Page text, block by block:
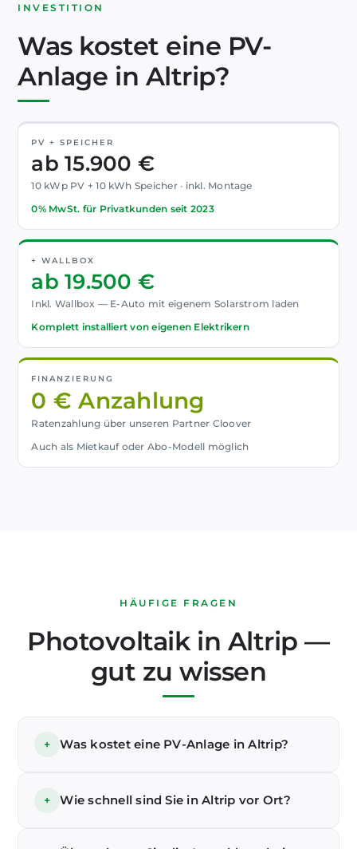
INVESTITION
Was kostet eine PV-
Anlage in Altrip?
PV + SPEICHER
ab 15.900 €
10 kWp PV + 10 kWh Speicher · inkl. Montage
0% MwSt. für Privatkunden seit 2023
+ WALLBOX
ab 19.500 €
Inkl. Wallbox — E-Auto mit eigenem Solarstrom laden
Komplett installiert von eigenen Elektrikern
FINANZIERUNG
0 € Anzahlung
Ratenzahlung über unseren Partner Cloover
Auch als Mietkauf oder Abo-Modell möglich
HÄUFIGE FRAGEN
Photovoltaik in Altrip —
gut zu wissen
+ Was kostet eine PV-Anlage in Altrip?
bekommen Sie bei uns ab 15.900 €, mit 0%
+ Wie schnell sind Sie in Altrip vor Ort?